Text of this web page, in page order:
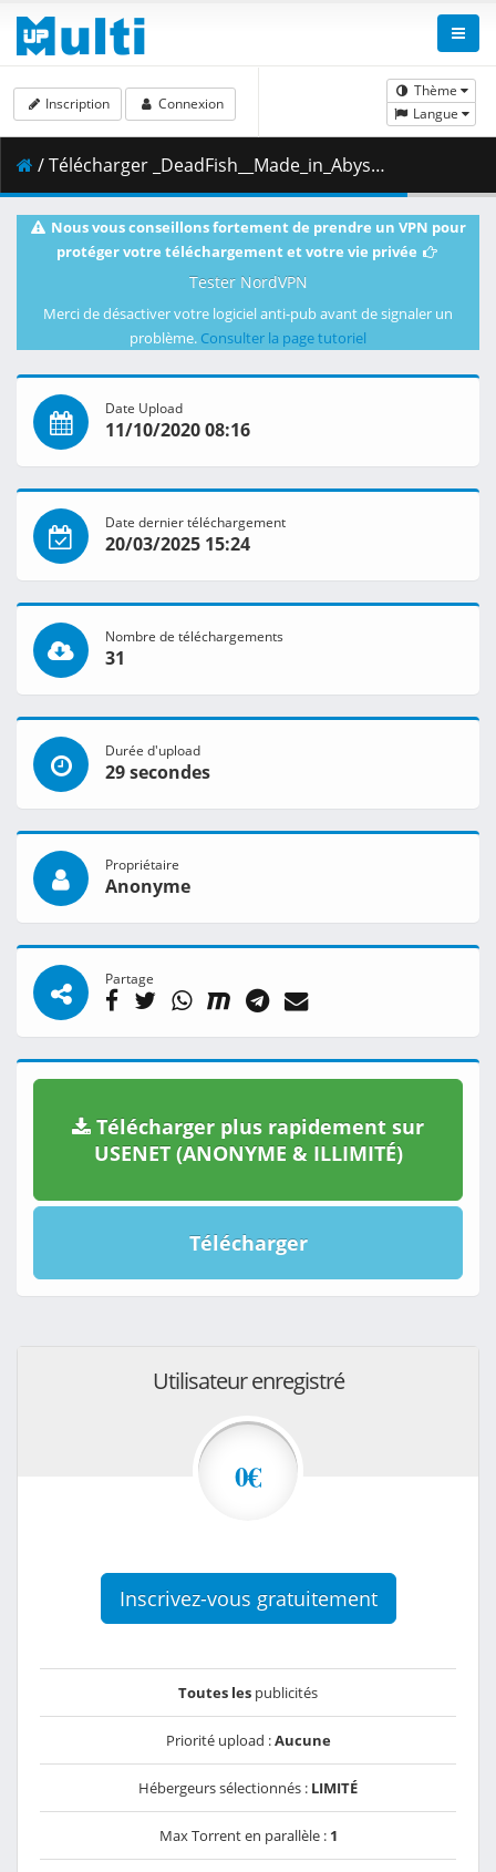
Thème
Langue
Inscription Connexion
/ Télécharger _DeadFish__Made_in_Abyss__Fukaki_Tamashii_no_Reimei_-_Movie__BD__1080p__AAC_.mp4.006 ( 453.15 MB )
Nous vous conseillons fortement de prendre un VPN pour
protéger votre téléchargement et votre vie privée
Tester NordVPN
Merci de désactiver votre logiciel anti-pub avant de signaler un
problème. Consulter la page tutoriel
Date Upload
11/10/2020 08:16
Date dernier téléchargement
20/03/2025 15:24
Nombre de téléchargements
31
Durée d'upload
29 secondes
Propriétaire
Anonyme
Partage
Télécharger plus rapidement sur
USENET (ANONYME & ILLIMITÉ)
Télécharger
Utilisateur enregistré
0€
Inscrivez-vous gratuitement
Toutes les publicités
Priorité upload :Aucune
Hébergeurs sélectionnés : LIMITÉ
Max Torrent en parallèle : 1